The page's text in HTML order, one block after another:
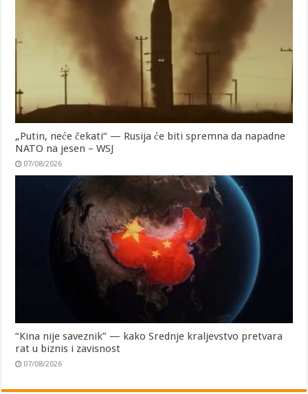
„Putin, neće čekati“ — Rusija će biti spremna da napadne
NATO na jesen – WSJ
07/08/2026
“Kina nije saveznik” — kako Srednje kraljevstvo pretvara
rat u biznis i zavisnost
07/08/2026